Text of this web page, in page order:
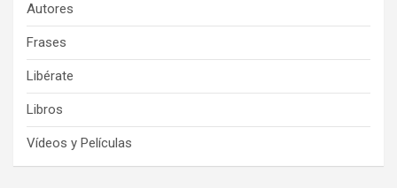
Autores
Frases
Libérate
Libros
Vídeos y Películas